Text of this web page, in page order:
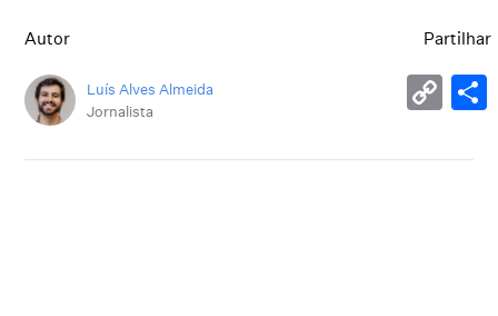
Autor
Luís Alves Almeida
Jornalista
Partilhar